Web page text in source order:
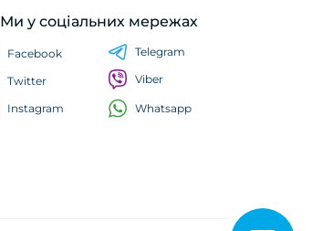
Ми у соціальних мережах
Facebook
Twitter
Instagram
Telegram
Viber
Whatsapp